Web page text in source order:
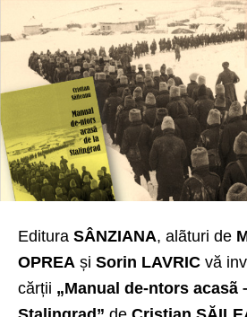
Editura SÂNZIANA, alãturi de
OPREA și Sorin LAVRIC vă
cărții „Manual de-ntors acasã